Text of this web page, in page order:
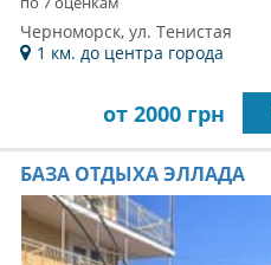
Черноморск, ул. Тенистая
1 км. до центра города
от 2000 грн
БАЗА ОТДЫХА ЭЛЛАДА